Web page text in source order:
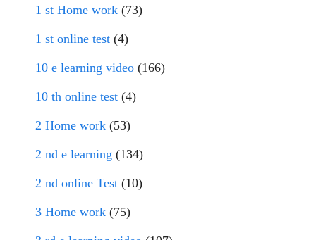
1 st Home work (73)
1 st online test (4)
10 e learning video (166)
10 th online test (4)
2 Home work (53)
2 nd e learning (134)
2 nd online Test (10)
3 Home work (75)